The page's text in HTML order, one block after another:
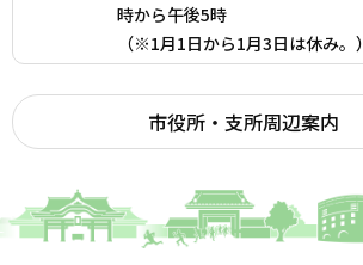
時から午後5時
（※1月1日から1月3日は休み。）
市役所・支所周辺案内